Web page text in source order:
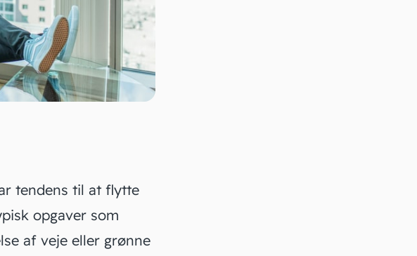
tendens til at flytte
opgaver som
af veje eller grønne